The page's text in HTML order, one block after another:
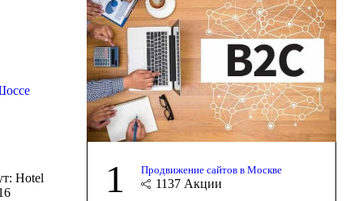
Hotel
1 Продвижение сайтов в Москве
1137 Акции